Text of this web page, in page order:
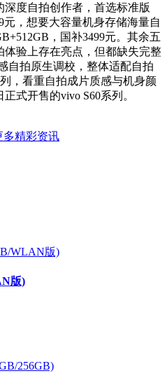
度自拍创作者，首选标准版
元，想要大容量机身存储海量自
，国补3499元。其余五
验上存在亮点，但都缺失完整
自拍原生调校，整体适配自拍
，看重自拍成片质感与机身颜
式开售的vivo S60系列。
多精彩资讯
版)